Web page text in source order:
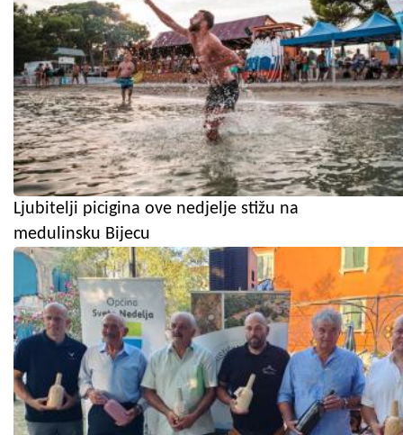
Ljubitelji picigina ove nedjelje stižu na
medulinsku Bijecu